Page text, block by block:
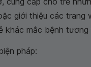
giới thiệu các trang
khác mắc bệnh tương
pháp: